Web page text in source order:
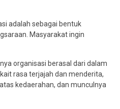
adalah sebagai bentuk
Masyarakat ingin
organisasi berasal dari dalam
rasa terjajah dan menderita,
kedaerahan, dan munculnya